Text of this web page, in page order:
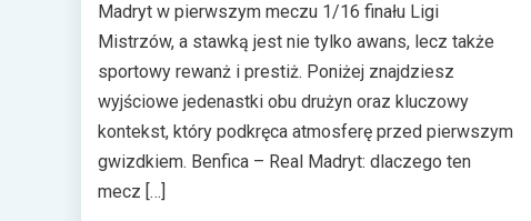
Madryt w pierwszym meczu 1/16 finału Ligi
Mistrzów, a stawką jest nie tylko awans, lecz także
sportowy rewanż i prestiż. Poniżej znajdziesz
wyjściowe jedenastki obu drużyn oraz kluczowy
kontekst, który podkręca atmosferę przed pierwszym
gwizdkiem. Benfica – Real Madryt: dlaczego ten
mecz […]